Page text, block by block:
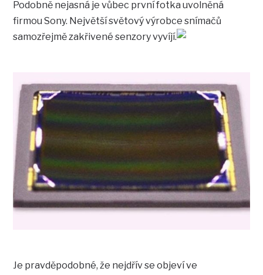
Podobně nejasná je vůbec první fotka uvolněná
firmou Sony. Největší světový výrobce snímačů
samozřejmě zakřivené senzory vyvíjí.
Je pravděpodobné, že nejdřív se objeví ve